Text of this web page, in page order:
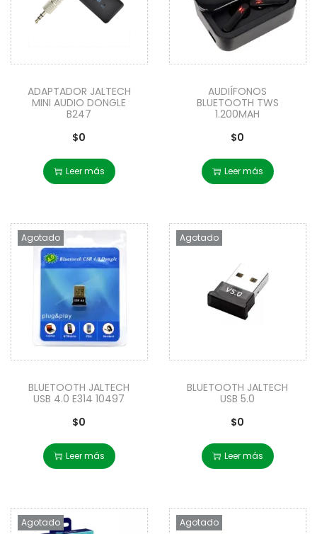
ADAPTADOR JALTECH
MINI AUDIO DONGLE
B247
$0
Leer más
AUDIÍFONOS
BLUETOOTH TWS
1.200MAH
$0
Leer más
Agotado
BLUETOOTH JALTECH
USB 4.0 E314 10497
$0
Leer más
Agotado
BLUETOOTH JALTECH
USB 5.0
$0
Leer más
Agotado Agotado